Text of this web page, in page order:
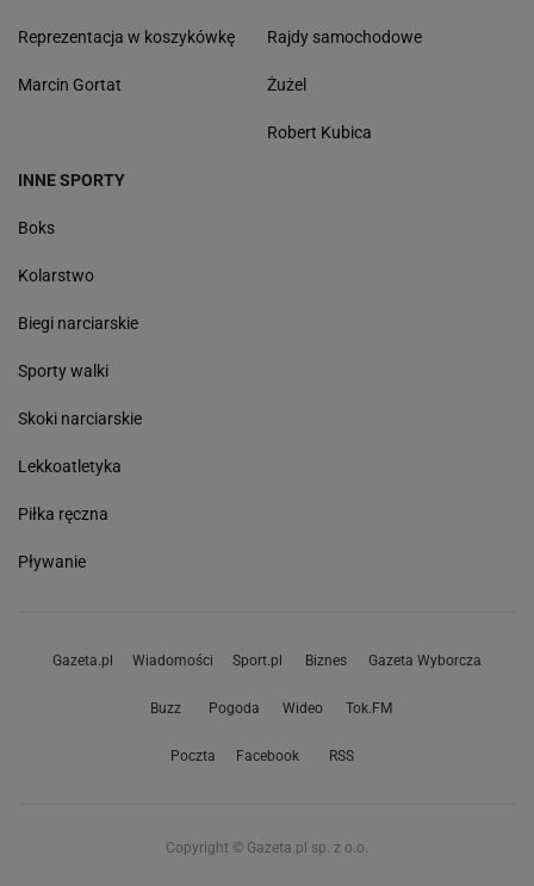
Reprezentacja w koszykówkę
Marcin Gortat
Rajdy samochodowe
Żużel
Robert Kubica
INNE SPORTY
Boks
Kolarstwo
Biegi narciarskie
Sporty walki
Skoki narciarskie
Lekkoatletyka
Piłka ręczna
Pływanie
Gazeta.pl Wiadomości Sport.pl Biznes Gazeta Wyborcza
Buzz Pogoda Wideo Tok.FM
Poczta Facebook RSS
Copyright © Gazeta.pl sp. z o.o.